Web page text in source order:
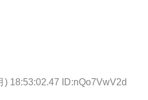
) 18:53:02.47 ID:nQo7VwV2d